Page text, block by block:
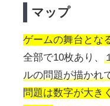
マップ
ゲームの舞台とな
全部で10枚あり、
ルの問題が描かれ
問題は数字が大き